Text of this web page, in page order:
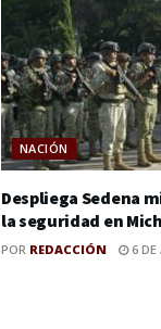
NACIÓN
Despliega Sedena
la seguridad en
POR REDACCIÓN 6 DE